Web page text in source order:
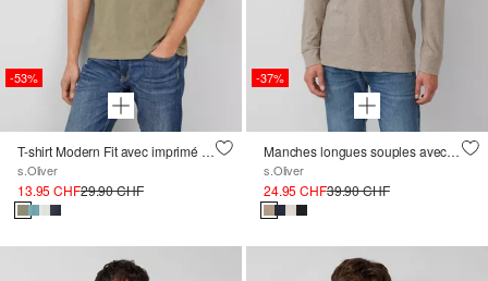
-53%
T-shirt Modern Fit avec imprimé devant et dos
s.Oliver
13.95 CHF29.90 CHF
-37%
Manches longues souples avec col roulé et poignets
s.Oliver
24.95 CHF39.90 CHF